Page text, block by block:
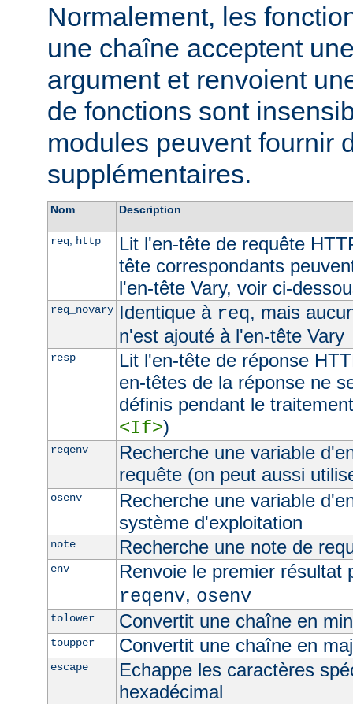
Normalement, les
une chaîne acceptent
argument et renvoient
de fonctions sont
modules peuvent fournir
supplémentaires.
Nom Description
req, http
Lit l'en-tête de requête
tête correspondants
l'en-tête Vary, voir ci-
req_novary Identique à req, mais
n'est ajouté à l'en-tête Vary
resp
Lit l'en-tête de réponse
en-têtes de la réponse ne
définis pendant le
<If>)
reqenv
Recherche une variable
requête (on peut aussi
osenv
Recherche une variable
système d'exploitation
note Recherche une note de
env
Renvoie le premier résultat
reqenv, osenv
tolower Convertit une chaîne en
toupper Convertit une chaîne en
escape
Echappe les caractères
hexadécimal